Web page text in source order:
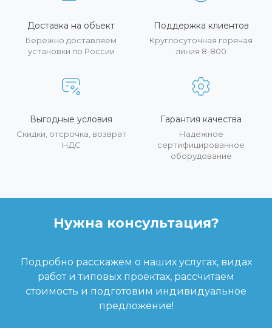
Доставка на объект
Бережно доставляем
установки по России
Поддержка клиентов
Круглосуточная горячая
линия 8-800
Выгодные условия
Скидки, отсрочка, возврат
НДС
Гарантия качества
Надежное
сертифицированное
оборудование
Нужна консультация?
Подробно расскажем о наших услугах, видах
работ и типовых проектах, рассчитаем
стоимость и подготовим индивидуальное
предложение!